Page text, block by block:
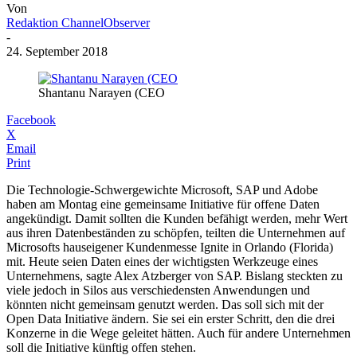
Von
Redaktion ChannelObserver
-
24. September 2018
Shantanu Narayen (CEO
Facebook
X
Email
Print
Die Technologie-Schwergewichte Microsoft, SAP und Adobe
haben am Montag eine gemeinsame Initiative für offene Daten
angekündigt. Damit sollten die Kunden befähigt werden, mehr Wert
aus ihren Datenbeständen zu schöpfen, teilten die Unternehmen auf
Microsofts hauseigener Kundenmesse Ignite in Orlando (Florida)
mit. Heute seien Daten eines der wichtigsten Werkzeuge eines
Unternehmens, sagte Alex Atzberger von SAP. Bislang steckten zu
viele jedoch in Silos aus verschiedensten Anwendungen und
könnten nicht gemeinsam genutzt werden. Das soll sich mit der
Open Data Initiative ändern. Sie sei ein erster Schritt, den die drei
Konzerne in die Wege geleitet hätten. Auch für andere Unternehmen
soll die Initiative künftig offen stehen.